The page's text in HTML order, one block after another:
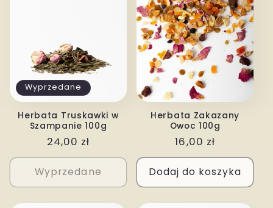
Wyprzedane
Herbata Truskawki w
Szampanie 100g
Cena
regularna
24,00 zł
Wyprzedane
Herbata Zakazany
Owoc 100g
Cena
regularna
16,00 zł
Dodaj do koszyka